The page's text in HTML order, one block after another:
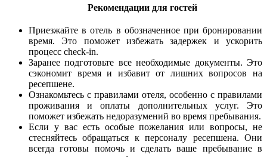
Рекомендации для гостей
Приезжайте в отель в обозначенное при бронировании
время. Это поможет избежать задержек и ускорить
процесс check-in.
Заранее подготовьте все необходимые документы. Это
сэкономит время и избавит от лишних вопросов на
ресепшене.
Ознакомьтесь с правилами отеля, особенно с правилами
проживания и оплаты дополнительных услуг. Это
поможет избежать недоразумений во время пребывания.
Если у вас есть особые пожелания или вопросы, не
стесняйтесь обращаться к персоналу ресепшена. Они
всегда готовы помочь и сделать ваше пребывание в